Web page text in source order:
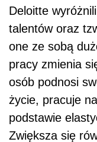
Deloitte
talentów oraz
one ze sobą
pracy zmienia
osób podnosi
życie, pracuje
podstawie
Zwiększa się